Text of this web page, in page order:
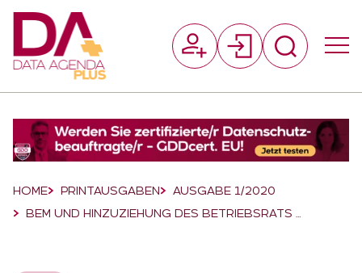
Breadcrumb-Navigation
HOME PRINTAUSGABEN
AUSGABE 1/2020
BEM UND HINZUZIEHUNG DES BETRIEBSRATS …